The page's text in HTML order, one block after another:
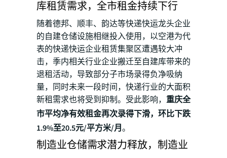
库租赁需求，全市租金持续下行
随着德邦、顺丰、韵达等快递快运龙头企业
的自建仓储设施相继投入使用，以空港为代
表的快递快运企业租赁集聚区遭遇较大冲
击，季内相关行业企业搬迁至自建库带来的
退租活动，导致部分子市场录得负净吸纳
量，同时未来一段时间，快递行业的大面积
新租需求也将受到抑制。受此影响， 重庆全
市平均净有效租金再次录得下滑，环比下跌
1.9%至20.5元/平方米/月。
制造业仓储需求潜力释放，制造业